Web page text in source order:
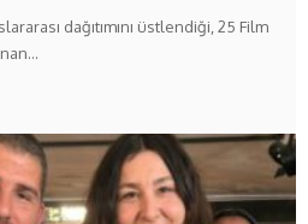
dağıtımını üstlendiği, 25 Film